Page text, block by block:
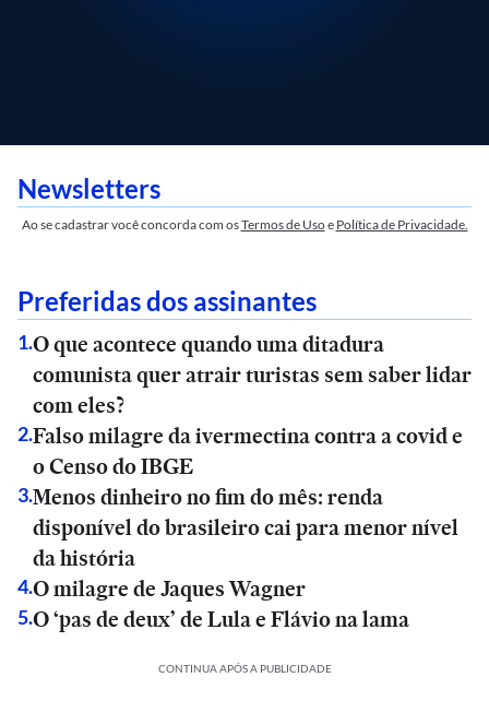
Newsletters
Ao se cadastrar você concorda com osTermos de Usoe Política de Privacidade.
Preferidas dos assinantes
1.O que acontece quando uma ditadura
comunista quer atrair turistas sem saber lidar
com eles?
2.Falso milagre da ivermectina contra a covid e
o Censo do IBGE
3.Menos dinheiro no fim do mês: renda
disponível do brasileiro cai para menor nível
da história
4.O milagre de Jaques Wagner
5.O ‘pas de deux’ de Lula e Flávio na lama
CONTINUA APÓS A PUBLICIDADE